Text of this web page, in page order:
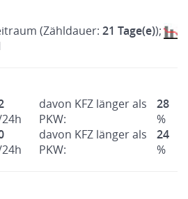
(Zähldauer: 21 Tage(e));
24h
davon KFZ länger als
PKW:
28
%
24h
davon KFZ länger als
PKW:
24
%